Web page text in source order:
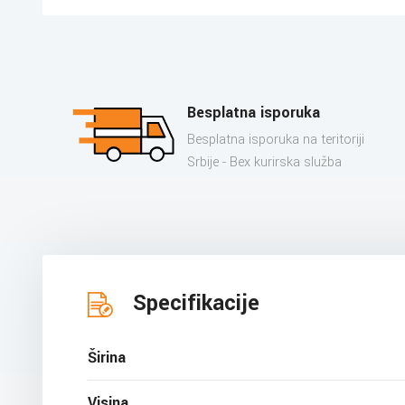
Besplatna isporuka
Besplatna isporuka na teritoriji
Srbije - Bex kurirska služba
Specifikacije
Širina